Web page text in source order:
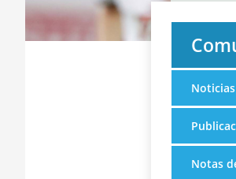
Noticias
Notas